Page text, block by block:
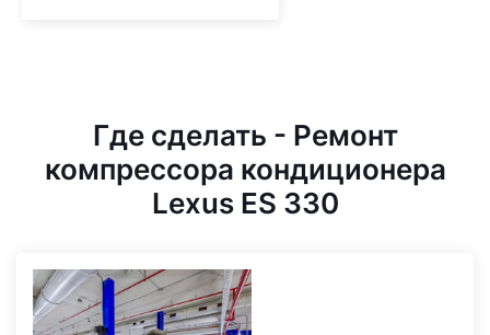
Где сделать - Ремонт
компрессора кондиционера
Lexus ES 330